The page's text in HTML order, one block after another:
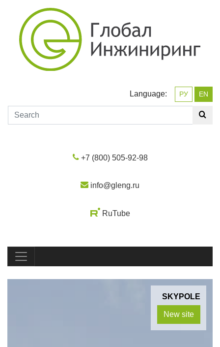
Language: РУ EN
+7 (800) 505-92-98
info@gleng.ru
RuTube
SKYPOLE
New site